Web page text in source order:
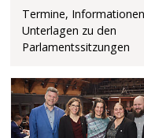
Termine,
Unterlagen zu den
Parlamentssitzungen